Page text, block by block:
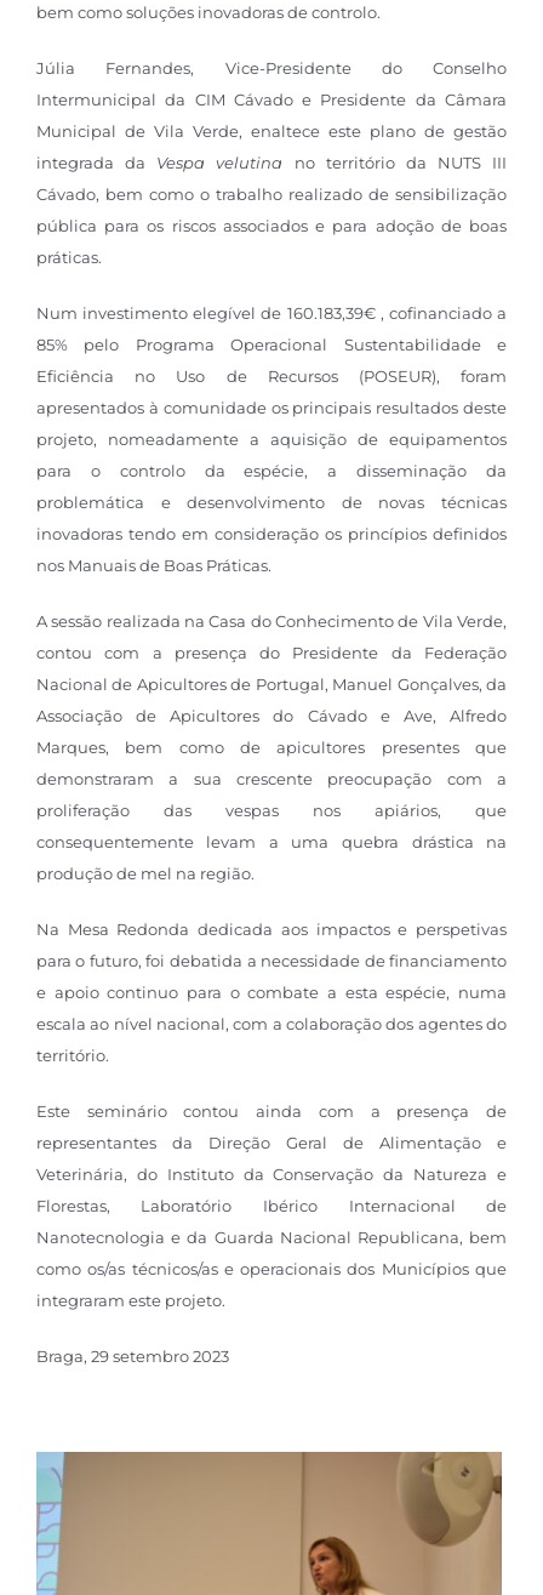
bem como soluções inovadoras de controlo.
Júlia Fernandes, Vice-Presidente do Conselho
Intermunicipal da CIM Cávado e Presidente da Câmara
Municipal de Vila Verde, enaltece este plano de gestão
integrada da Vespa velutina no território da NUTS III
Cávado, bem como o trabalho realizado de sensibilização
pública para os riscos associados e para adoção de boas
práticas.
Num investimento elegível de 160.183,39€ , cofinanciado a
85% pelo Programa Operacional Sustentabilidade e
Eficiência no Uso de Recursos (POSEUR), foram
apresentados à comunidade os principais resultados deste
projeto, nomeadamente a aquisição de equipamentos
para o controlo da espécie, a disseminação da
problemática e desenvolvimento de novas técnicas
inovadoras tendo em consideração os princípios definidos
nos Manuais de Boas Práticas.
A sessão realizada na Casa do Conhecimento de Vila Verde,
contou com a presença do Presidente da Federação
Nacional de Apicultores de Portugal, Manuel Gonçalves, da
Associação de Apicultores do Cávado e Ave, Alfredo
Marques, bem como de apicultores presentes que
demonstraram a sua crescente preocupação com a
proliferação das vespas nos apiários, que
consequentemente levam a uma quebra drástica na
produção de mel na região.
Na Mesa Redonda dedicada aos impactos e perspetivas
para o futuro, foi debatida a necessidade de financiamento
e apoio continuo para o combate a esta espécie, numa
escala ao nível nacional, com a colaboração dos agentes do
território.
Este seminário contou ainda com a presença de
representantes da Direção Geral de Alimentação e
Veterinária, do Instituto da Conservação da Natureza e
Florestas, Laboratório Ibérico Internacional de
Nanotecnologia e da Guarda Nacional Republicana, bem
como os/as técnicos/as e operacionais dos Municípios que
integraram este projeto.
Braga, 29 setembro 2023